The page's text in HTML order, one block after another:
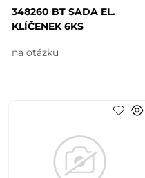
348260 BT SADA EL.
KLÍČENEK 6KS
na otázku